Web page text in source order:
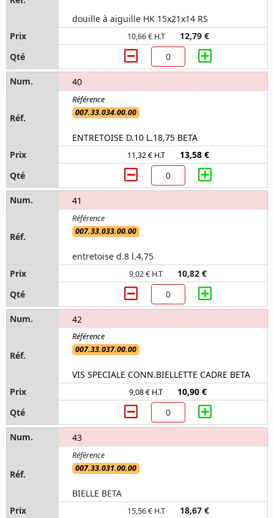
douille à aiguille HK 15x21x14 RS
10,66 € H.T 12,79 €
40
007.33.034.00.00
ENTRETOISE D.10 L.18,75 BETA
11,32 € H.T 13,58 €
41
007.33.033.00.00
entretoise d.8 l.4,75
9,02 € H.T 10,82 €
42
007.33.037.00.00
VIS SPECIALE CONN.BIELLETTE CADRE BETA
9,08 € H.T 10,90 €
43
007.33.031.00.00
BIELLE BETA
15,56 € H.T 18,67 €